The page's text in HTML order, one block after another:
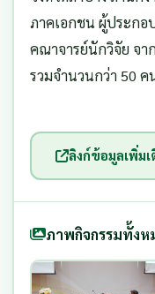
ภาคเอกชน ผู้ประกอ
คณาจารย์นักวิจัย จา
รวมจำนวนกว่า 50 ค
ลิงก์ข้อมูลเพิ่มเ
ภาพกิจกรรมทั้งห